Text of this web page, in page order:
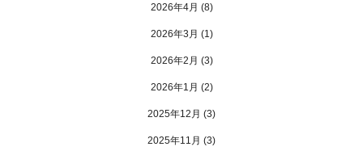
2026年4月 (8)
2026年3月 (1)
2026年2月 (3)
2026年1月 (2)
2025年12月 (3)
2025年11月 (3)